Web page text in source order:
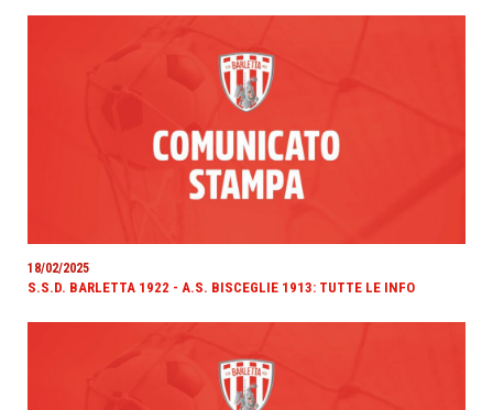
18/02/2025
S.S.D. BARLETTA 1922 - A.S. BISCEGLIE 1913: TUTTE LE INFO